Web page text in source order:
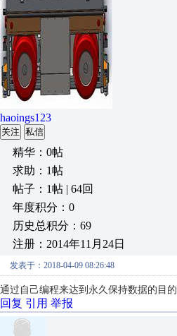
haoings123
关注 私信
精华：0帖
求助：1帖
帖子：1帖 | 64回
年度积分：0
历史总积分：69
注册：2014年11月24日
发表于：2018-04-09 08:26:48
通过自己编程来达到永久保持数据的目的
回复 引用 举报